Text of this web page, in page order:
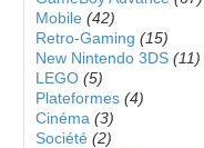
Mobile (42)
Retro-Gaming (15)
New Nintendo 3DS (11)
LEGO (5)
Plateformes (4)
Cinéma (3)
Société (2)